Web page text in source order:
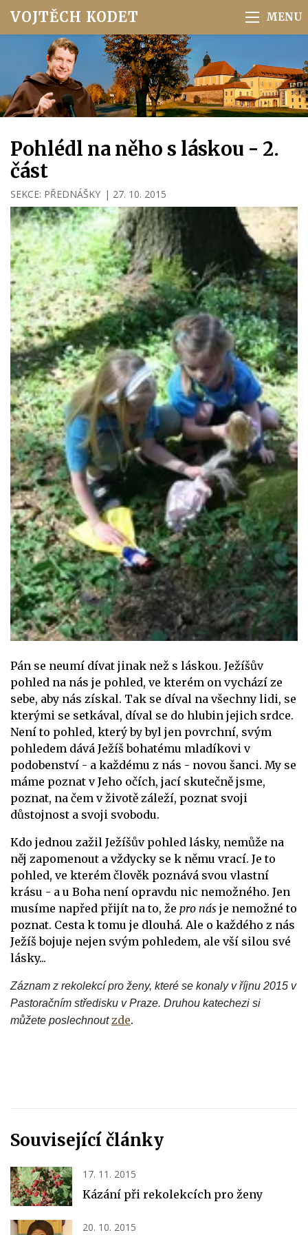
VOJTĚCH KODET
Pohlédl na něho s láskou - 2.
část
SEKCE: PŘEDNÁŠKY | 27. 10. 2015
Pán se neumí dívat jinak než s láskou. Ježíšův
pohled na nás je pohled, ve kterém on vychází ze
sebe, aby nás získal. Tak se díval na všechny lidi, se
kterými se setkával, díval se do hlubin jejich srdce.
Není to pohled, který by byl jen povrchní, svým
pohledem dává Ježíš bohatému mladíkovi v
podobenství - a každému z nás - novou šanci. My se
máme poznat v Jeho očích, jací skutečně jsme,
poznat, na čem v životě záleží, poznat svoji
důstojnost a svoji svobodu.
Kdo jednou zažil Ježíšův pohled lásky, nemůže na
něj zapomenout a vždycky se k němu vrací. Je to
pohled, ve kterém člověk poznává svou vlastní
krásu - a u Boha není opravdu nic nemožného. Jen
musíme napřed přijít na to, že pro nás je nemožné to
poznat. Cesta k tomu je dlouhá. Ale o každého z nás
Ježíš bojuje nejen svým pohledem, ale vší silou své
lásky...
Záznam z rekolekcí pro ženy, které se konaly v říjnu 2015 v
Pastoračním středisku v Praze. Druhou katechezi si
můžete poslechnout zde.
Související články
17. 11. 2015
Kázání při rekolekcích pro ženy
20. 10. 2015